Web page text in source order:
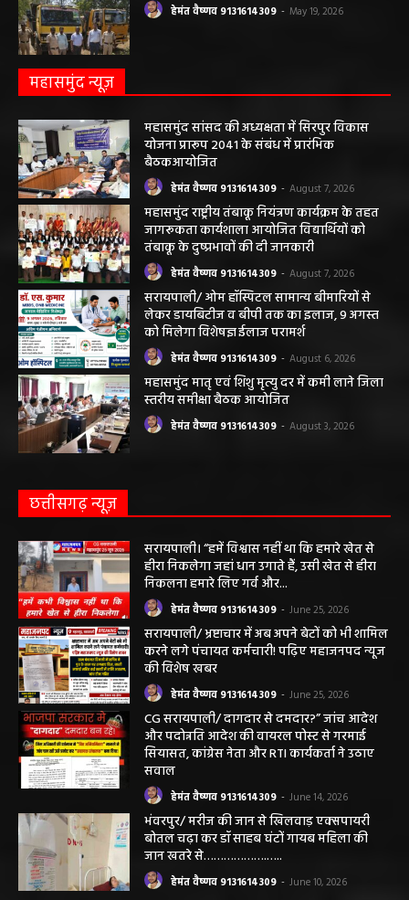
हेमंत वैष्णव 9131614309 - May 19, 2026
महासमुंद न्यूज़
महासमुंद सांसद की अध्यक्षता में सिरपुर विकास
योजना प्रारूप 2041 के संबंध में प्रारंभिक
बैठकआयोजित
हेमंत वैष्णव 9131614309 - August 7, 2026
महासमुंद राष्ट्रीय तंबाकू नियंत्रण कार्यक्रम के तहत
जागरूकता कार्यशाला आयोजित विद्यार्थियों को
तंबाकू के दुष्प्रभावों की दी जानकारी
हेमंत वैष्णव 9131614309 - August 7, 2026
सरायपाली/ ओम हॉस्पिटल सामान्य बीमारियों से
लेकर डायबिटीज व बीपी तक का इलाज, 9 अगस्त
को मिलेगा विशेषज्ञ ईलाज परामर्श
हेमंत वैष्णव 9131614309 - August 6, 2026
महासमुंद मातृ एवं शिशु मृत्यु दर में कमी लाने जिला
स्तरीय समीक्षा बैठक आयोजित
हेमंत वैष्णव 9131614309 - August 3, 2026
छत्तीसगढ़ न्यूज़
सरायपाली। “हमें विश्वास नहीं था कि हमारे खेत से
हीरा निकलेगा जहां धान उगाते हैं, उसी खेत से हीरा
निकलना हमारे लिए गर्व और...
हेमंत वैष्णव 9131614309 - June 25, 2026
सरायपाली/ भ्रष्टाचार में अब अपने बेटों को भी शामिल
करने लगे पंचायत कर्मचारी! पढ़िए महाजनपद न्यूज
की विशेष खबर
हेमंत वैष्णव 9131614309 - June 25, 2026
CG सरायपाली/ दागदार से दमदार?” जांच आदेश
और पदोन्नति आदेश की वायरल पोस्ट से गरमाई
सियासत, कांग्रेस नेता और RTI कार्यकर्ता ने उठाए
सवाल
हेमंत वैष्णव 9131614309 - June 14, 2026
भंवरपुर/ मरीज की जान से खिलवाड़ एक्सपायरी
बोतल चढ़ा कर डॉ साहब घंटों गायब महिला की
जान खतरे से……………….…..
हेमंत वैष्णव 9131614309 - June 10, 2026